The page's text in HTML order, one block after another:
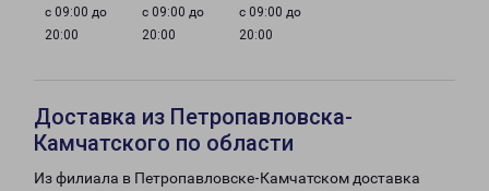
с 09:00 до
20:00
с 09:00 до
20:00
с 09:00 до
20:00
Доставка из Петропавловска-
Камчатского по области
Из филиала в Петропавловске-Камчатском доставка